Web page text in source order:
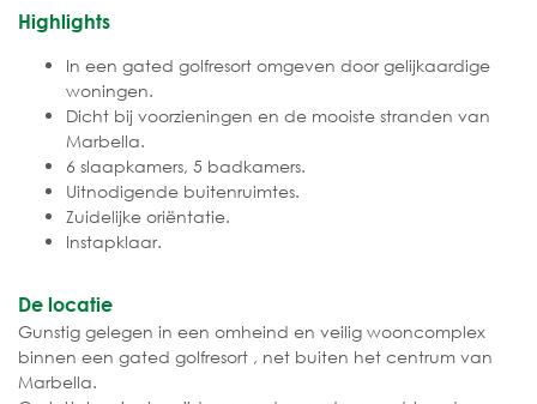
Highlights
In een gated golfresort omgeven door gelijkaardige
woningen.
Dicht bij voorzieningen en de mooiste stranden van
Marbella.
6 slaapkamers, 5 badkamers.
Uitnodigende buitenruimtes.
Zuidelijke oriëntatie.
Instapklaar.
De locatie
Gunstig gelegen in een omheind en veilig wooncomplex
binnen een gated golfresort , net buiten het centrum van
Marbella.